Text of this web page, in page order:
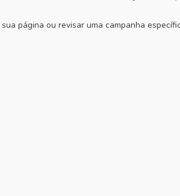
página ou revisar uma campanha